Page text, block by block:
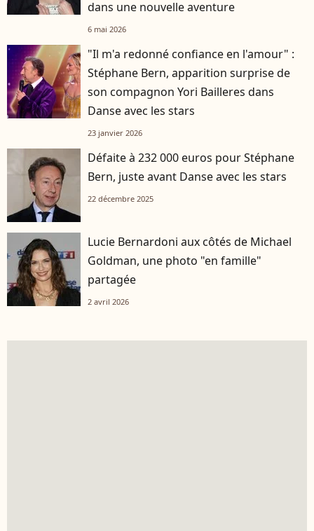
dans une nouvelle aventure
6 mai 2026
"Il m'a redonné confiance en l'amour" :
Stéphane Bern, apparition surprise de
son compagnon Yori Bailleres dans
Danse avec les stars
23 janvier 2026
Défaite à 232 000 euros pour Stéphane
Bern, juste avant Danse avec les stars
22 décembre 2025
Lucie Bernardoni aux côtés de Michael
Goldman, une photo "en famille"
partagée
2 avril 2026